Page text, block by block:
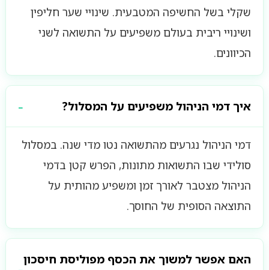
שקלי בשל החשיפה המטבעית. שינויי שער חליפין
ושינויי ריבית בעולם משפיעים על התשואה לשני
הכיוונים.
איך דמי הניהול משפיעים על המסלול?
דמי הניהול נגרעים מהתשואה נטו מדי שנה. במסלול
סולידי שבו התשואות מתונות, הפרש קטן בדמי
הניהול מצטבר לאורך זמן ומשפיע מהותית על
התוצאה הסופית של החוסך.
האם אפשר למשוך את הכסף מפוליסת חיסכון